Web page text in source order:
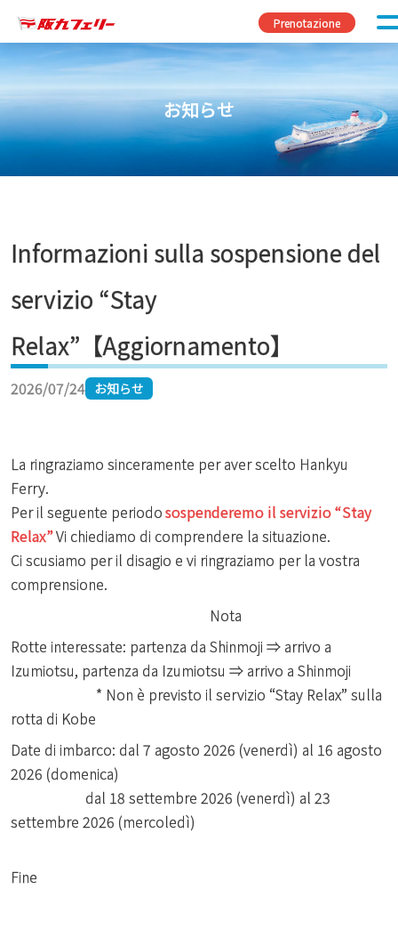
Prenotazione
お知らせ
Informazioni sulla sospensione del
servizio “Stay
Relax”【Aggiornamento】
2026/07/24 お知らせ
La ringraziamo sinceramente per aver scelto Hankyu
Ferry.
Per il seguente periodosospenderemo il servizio “Stay
Relax”Vi chiediamo di comprendere la situazione.
Ci scusiamo per il disagio e vi ringraziamo per la vostra
comprensione.
Nota
Rotte interessate: partenza da Shinmoji ⇒ arrivo a
Izumiotsu, partenza da Izumiotsu ⇒ arrivo a Shinmoji
* Non è previsto il servizio “Stay Relax” sulla
rotta di Kobe
Date di imbarco: dal 7 agosto 2026 (venerdì) al 16 agosto
2026 (domenica)
dal 18 settembre 2026 (venerdì) al 23
settembre 2026 (mercoledì)
Fine